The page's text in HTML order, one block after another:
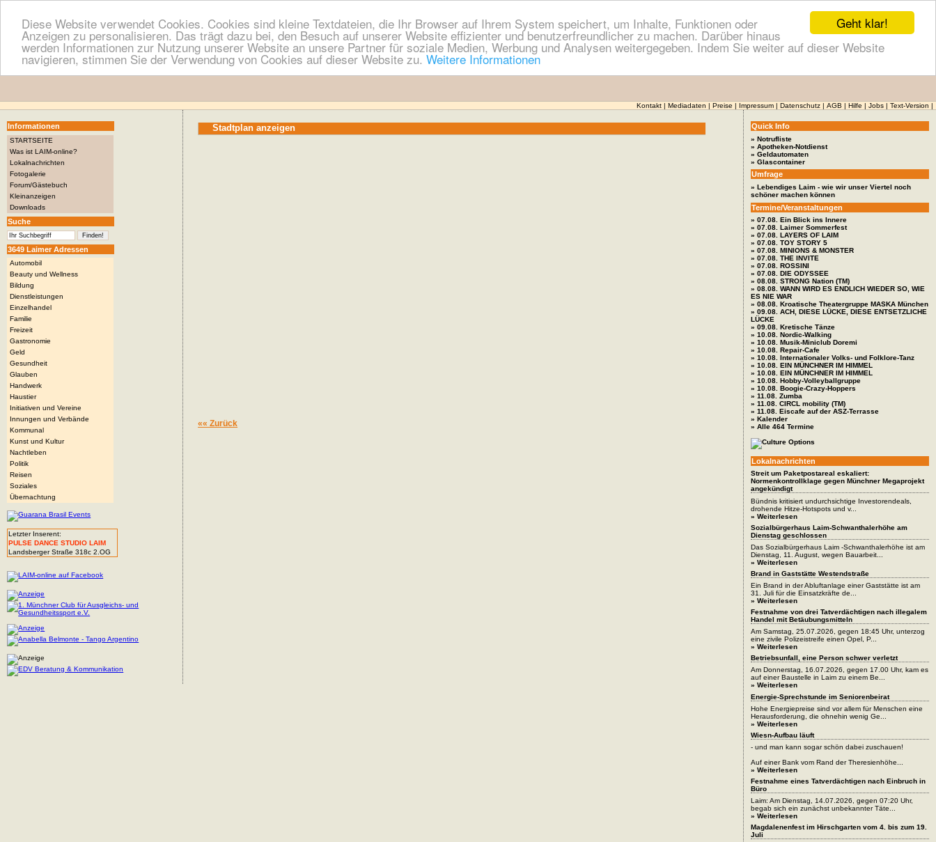
Geht klar!
Diese Website verwendet Cookies. Cookies sind kleine Textdateien, die Ihr Browser auf Ihrem System speichert, um Inhalte, Funktionen oder
Anzeigen zu personalisieren. Das trägt dazu bei, den Besuch auf unserer Website effizienter und benutzerfreundlicher zu machen. Darüber hinaus
werden Informationen zur Nutzung unserer Website an unsere Partner für soziale Medien, Werbung und Analysen weitergegeben. Indem Sie weiter auf dieser Website
navigieren, stimmen Sie der Verwendung von Cookies auf dieser Website zu. Weitere Informationen
Kontakt Mediadaten Preise Impressum Datenschutz AGB Hilfe Jobs Text-Version
Informationen
STARTSEITE
Was ist LAIM-online?
Lokalnachrichten
Fotogalerie
Forum/Gästebuch
Kleinanzeigen
Downloads
Suche
3649 Laimer Adressen
Automobil
Beauty und Wellness
Bildung
Dienstleistungen
Einzelhandel
Familie
Freizeit
Gastronomie
Geld
Gesundheit
Glauben
Handwerk
Haustier
Initiativen und Vereine
Innungen und Verbände
Kommunal
Kunst und Kultur
Nachtleben
Politik
Reisen
Soziales
Übernachtung
Letzter Inserent:
PULSE DANCE STUDIO LAIM
Landsberger Straße 318c 2.OG
Stadtplan anzeigen
«« Zurück
Quick Info
» Notrufliste
» Apotheken-Notdienst
» Geldautomaten
» Glascontainer
Umfrage
» Lebendiges Laim - wie wir unser Viertel noch
schöner machen können
Termine/Veranstaltungen
» 07.08. Ein Blick ins Innere
» 07.08. Laimer Sommerfest
» 07.08. LAYERS OF LAIM
» 07.08. TOY STORY 5
» 07.08. MINIONS & MONSTER
» 07.08. THE INVITE
» 07.08. ROSSINI
» 07.08. DIE ODYSSEE
» 08.08. STRONG Nation (TM)
» 08.08. WANN WIRD ES ENDLICH WIEDER SO, WIE
ES NIE WAR
» 08.08. Kroatische Theatergruppe MASKA München
» 09.08. ACH, DIESE LÜCKE, DIESE ENTSETZLICHE
LÜCKE
» 09.08. Kretische Tänze
» 10.08. Nordic-Walking
» 10.08. Musik-Miniclub Doremi
» 10.08. Repair-Cafe
» 10.08. Internationaler Volks- und Folklore-Tanz
» 10.08. EIN MÜNCHNER IM HIMMEL
» 10.08. EIN MÜNCHNER IM HIMMEL
» 10.08. Hobby-Volleyballgruppe
» 10.08. Boogie-Crazy-Hoppers
» 11.08. Zumba
» 11.08. CIRCL mobility (TM)
» 11.08. Eiscafe auf der ASZ-Terrasse
» Kalender
» Alle 464 Termine
Lokalnachrichten
Streit um Paketpostareal eskaliert:
Normenkontrollklage gegen Münchner Megaprojekt
angekündigt
Bündnis kritisiert undurchsichtige Investorendeals,
drohende Hitze-Hotspots und v...
» Weiterlesen
Sozialbürgerhaus Laim-Schwanthalerhöhe am
Dienstag geschlossen
Das Sozialbürgerhaus Laim -Schwanthalerhöhe ist am
Dienstag, 11. August, wegen Bauarbeit...
» Weiterlesen
Brand in Gaststätte Westendstraße
Ein Brand in der Abluftanlage einer Gaststätte ist am
31. Juli für die Einsatzkräfte de...
» Weiterlesen
Festnahme von drei Tatverdächtigen nach illegalem
Handel mit Betäubungsmitteln
Am Samstag, 25.07.2026, gegen 18:45 Uhr, unterzog
eine zivile Polizeistreife einen Opel, P...
» Weiterlesen
Betriebsunfall, eine Person schwer verletzt
Am Donnerstag, 16.07.2026, gegen 17.00 Uhr, kam es
auf einer Baustelle in Laim zu einem Be...
» Weiterlesen
Energie-Sprechstunde im Seniorenbeirat
Hohe Energiepreise sind vor allem für Menschen eine
Herausforderung, die ohnehin wenig Ge...
» Weiterlesen
Wiesn-Aufbau läuft
- und man kann sogar schön dabei zuschauen!
Auf einer Bank vom Rand der Theresienhöhe...
» Weiterlesen
Festnahme eines Tatverdächtigen nach Einbruch in
Büro
Laim: Am Dienstag, 14.07.2026, gegen 07:20 Uhr,
begab sich ein zunächst unbekannter Täte...
» Weiterlesen
Magdalenenfest im Hirschgarten vom 4. bis zum 19.
Juli